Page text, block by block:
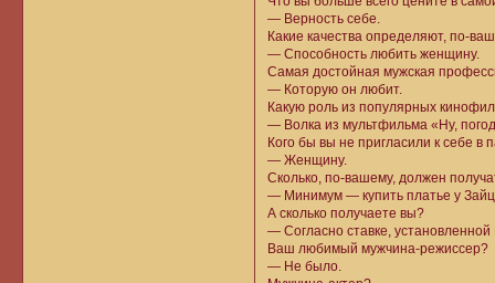
— Верность себе.
Какие качества определяют, по-
— Способность любить женщину.
Самая достойная мужская
— Которую он любит.
Какую роль из популярных
— Волка из мультфильма «Ну,
Кого бы вы не пригласили к себе в
— Женщину.
Сколько, по-вашему, должен
— Минимум — купить платье у
А сколько получаете вы?
— Согласно ставке,
Ваш любимый мужчина-режиссер?
— Не было.